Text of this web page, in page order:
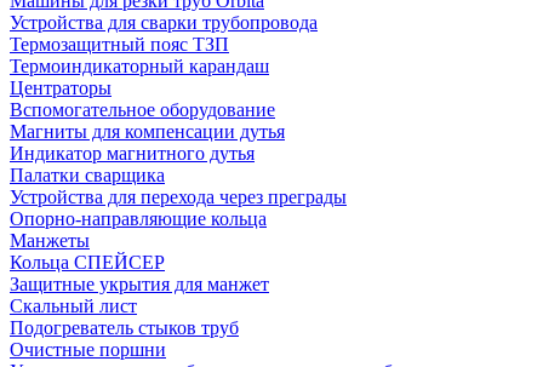
Устройства для сварки трубопровода
Термозащитный пояс ТЗП
Термоиндикаторный карандаш
Центраторы
Вспомогательное оборудование
Магниты для компенсации дутья
Индикатор магнитного дутья
Палатки сварщика
Устройства для перехода через преграды
Опорно-направляющие кольца
Манжеты
Кольца СПЕЙСЕР
Защитные укрытия для манжет
Скальный лист
Подогреватель стыков труб
Очистные поршни